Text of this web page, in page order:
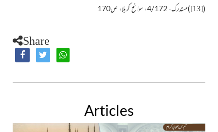
(
[13]
)مستدرک، 4/172، سوانح کربلا، ص170
Share
Articles